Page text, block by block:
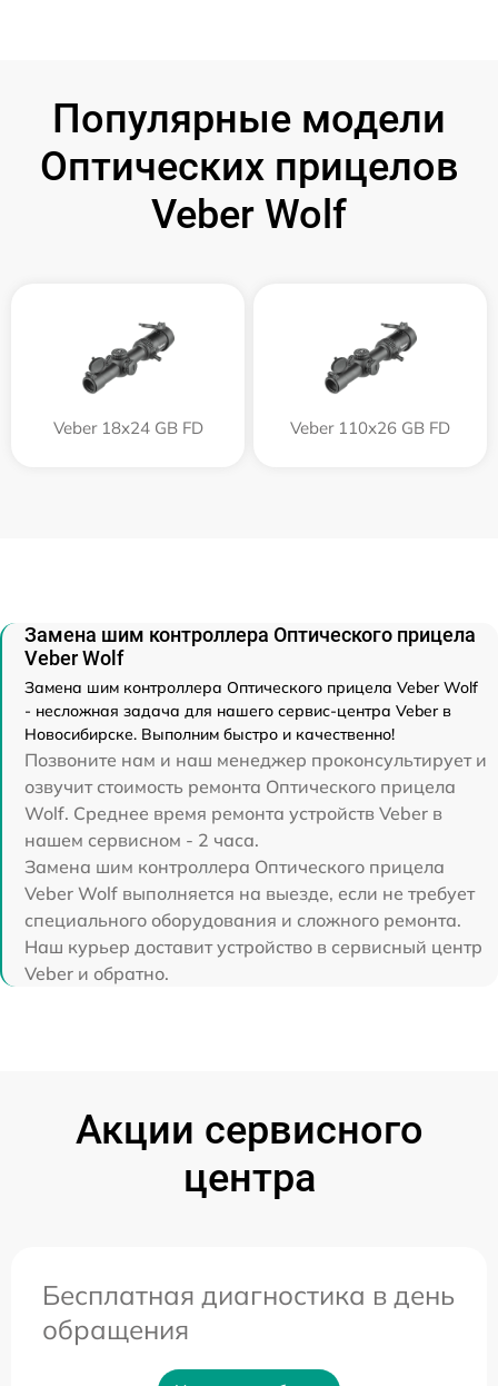
Популярные модели
Оптических прицелов
Veber Wolf
Veber 18x24 GB FD Veber 110х26 GB FD
Замена шим контроллера Оптического прицела
Veber Wolf
Замена шим контроллера Оптического прицела Veber Wolf
- несложная задача для нашего сервис-центра Veber в
Новосибирске. Выполним быстро и качественно!
Позвоните нам и наш менеджер проконсультирует и
озвучит стоимость ремонта Оптического прицела
Wolf. Среднее время ремонта устройств Veber в
нашем сервисном - 2 часа.
Замена шим контроллера Оптического прицела
Veber Wolf выполняется на выезде, если не требует
специального оборудования и сложного ремонта.
Наш курьер доставит устройство в сервисный центр
Veber и обратно.
Акции сервисного
центра
Бесплатная диагностика в день
обращения